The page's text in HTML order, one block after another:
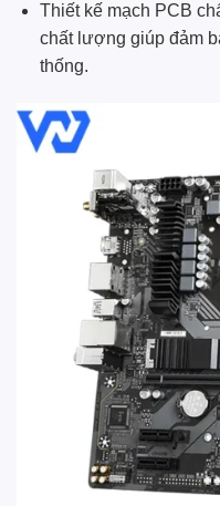
Thiết kế mạch PCB
chất lượng giúp đảm
thống.